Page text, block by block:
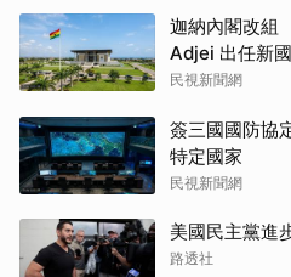
迦納內閣改
Adjei 出任新
民視新聞網
簽三國國防協
特定國家
民視新聞網
美國民主黨進
路透社